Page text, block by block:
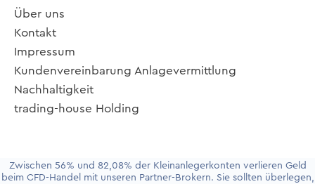
Zwischen 56% und 82,08% der Kleinanlegerkonten verlieren Geld
beim CFD-Handel mit unseren Partner-Brokern. Sie sollten überlegen,
Über uns
Kontakt
Impressum
Kundenvereinbarung Anlagevermittlung
Nachhaltigkeit
trading-house Holding